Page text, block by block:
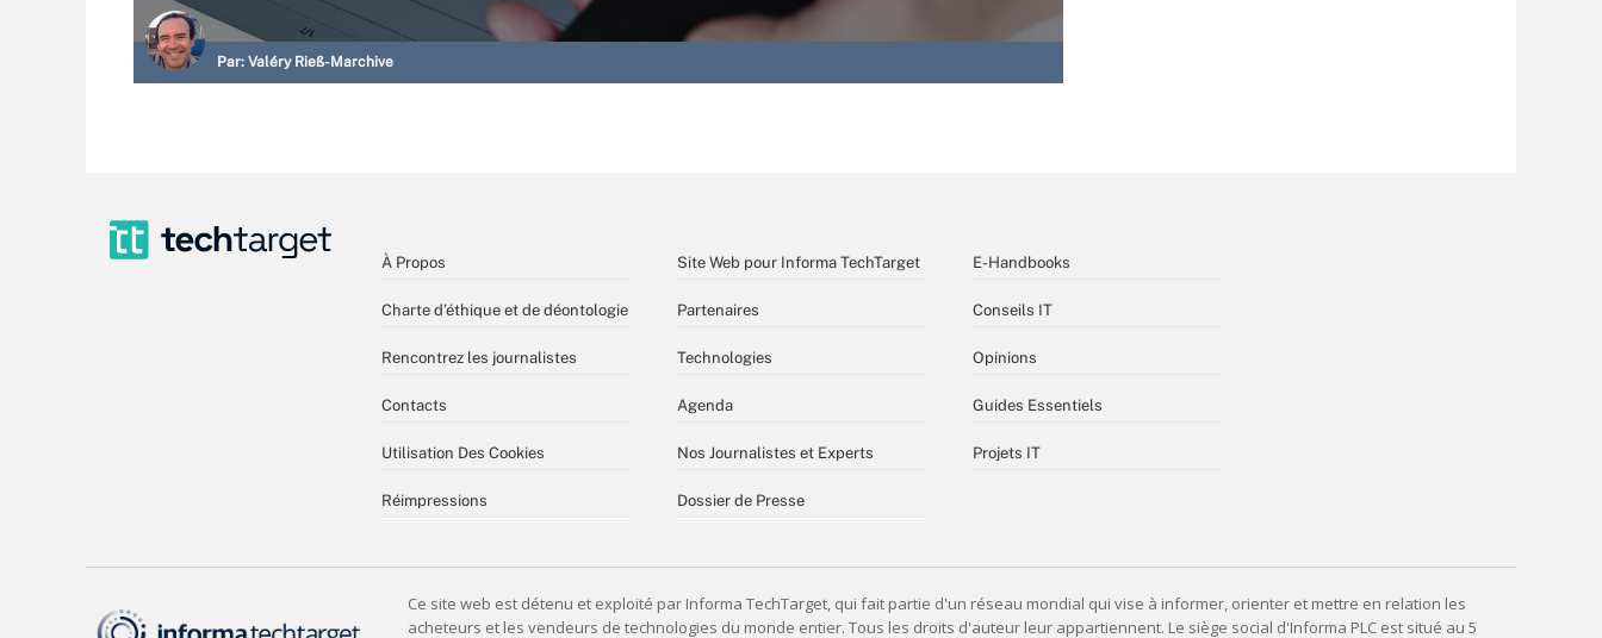
Par: Valéry Rieß-Marchive
À Propos
Charte d’éthique et de déontologie
Rencontrez les journalistes
Contacts
Utilisation Des Cookies
Réimpressions
Site Web pour Informa TechTarget
Partenaires
Technologies
Agenda
Nos Journalistes et Experts
Dossier de Presse
E-Handbooks
Conseils IT
Opinions
Guides Essentiels
Projets IT